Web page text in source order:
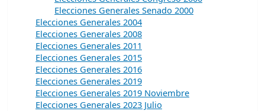
Elecciones Generales Senado 2000
Elecciones Generales 2004
Elecciones Generales 2008
Elecciones Generales 2011
Elecciones Generales 2015
Elecciones Generales 2016
Elecciones Generales 2019
Elecciones Generales 2019 Noviembre
Elecciones Generales 2023 Julio